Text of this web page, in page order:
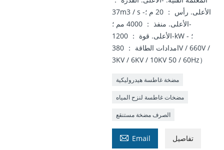
37m3 / s -الأعلى. رأس ： 20 م ؛
-الأعلى. منفذ ： 4000 مم ؛
-الأعلى. قوة ： 1200kW ؛ -
امدادات الطاقة ： 380V / 660V /
3KV / 6KV / 10KV 50 / 60Hz）
مضخة غاطسة هيدروليكية
مضخات غاطسة لنزح المياه
الصرف مضخة مستنقع
 Email تفاصيل